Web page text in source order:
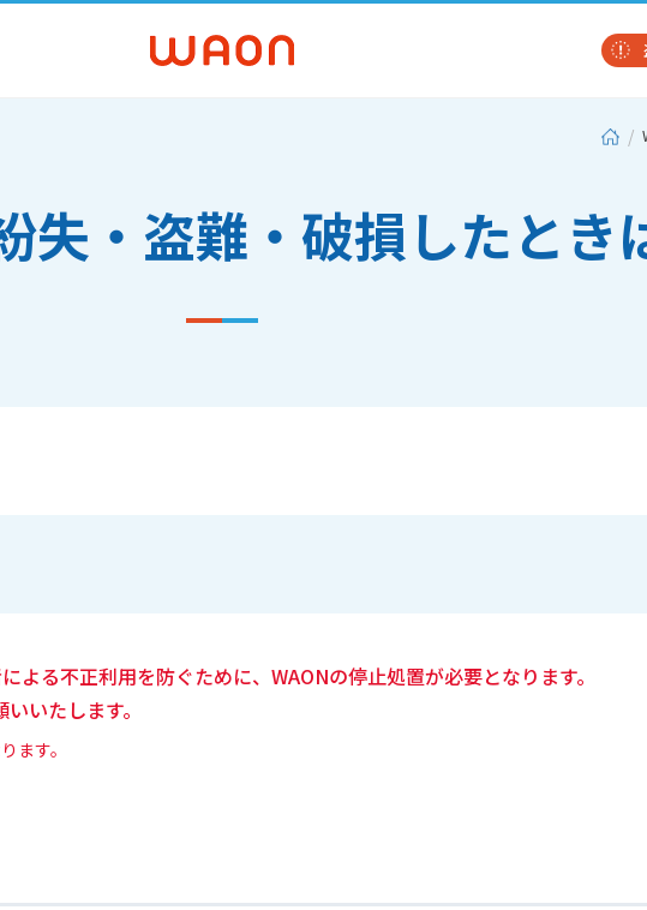
失・盗難・破損したとき
る不正利用を防ぐために、WAONの停止処置が必要となります。
いたします。
ます。